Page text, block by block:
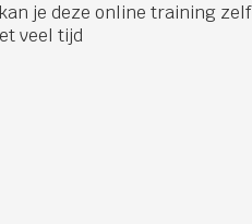
je deze online training zelf
veel tijd